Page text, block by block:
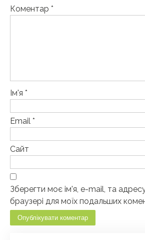
Коментар *
Ім'я *
Email *
Сайт
Зберегти моє ім'я, e-mail, та
браузері для моїх подальших